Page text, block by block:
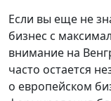
Если вы еще не
бизнес с
внимание на
часто остается
о европейском